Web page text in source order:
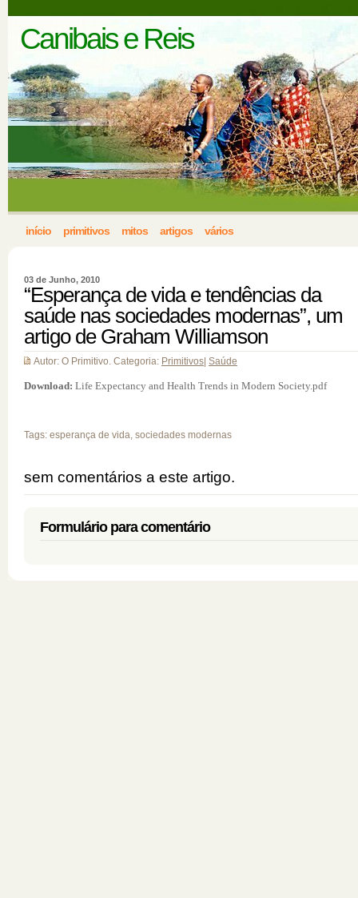
Canibais e Reis
início primitivos mitos artigos vários
03 de Junho, 2010
“Esperança de vida e tendências da
saúde nas sociedades modernas”, um
artigo de Graham Williamson
Autor: O Primitivo. Categoria: Primitivos Saúde
Download: Life Expectancy and Health Trends in Modern Society.pdf
Tags: esperança de vida, sociedades modernas
sem comentários a este artigo.
Formulário para comentário